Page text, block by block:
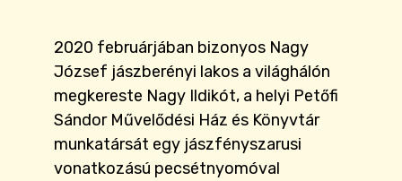
2020 februárjában bizonyos Nagy
József jászberényi lakos a világhálón
megkereste Nagy Ildikót, a helyi Petőfi
Sándor Művelődési Ház és Könyvtár
munkatársát egy jászfényszarusi
vonatkozású pecsétnyomóval